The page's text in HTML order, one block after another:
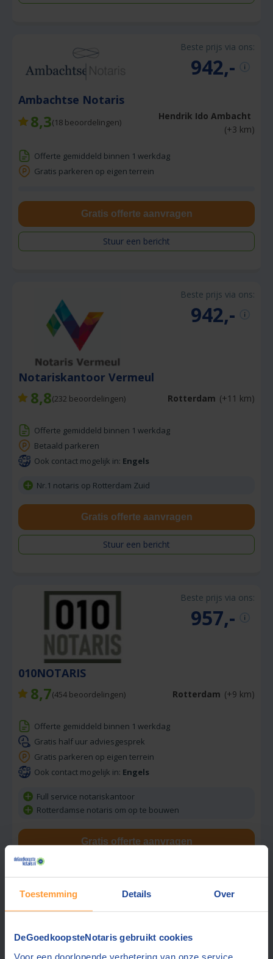
Toestemming Details Over
DeGoedkoopsteNotaris gebruikt cookies
Voor een doorlopende verbetering van onze service
Beste prijs via ons:
942,-
Ambachtse Notaris
8,3(18 beoordelingen)
Hendrik Ido Ambacht
(+3 km)
Offerte gemiddeld binnen 1 werkdag
Gratis parkeren op eigen terrein
Gratis offerte aanvragen
Stuur een bericht
Beste prijs via ons:
942,-
Notariskantoor Vermeul
8,8(232 beoordelingen) Rotterdam (+11 km)
Offerte gemiddeld binnen 1 werkdag
Betaald parkeren
Ook contact mogelijk in: Engels
Nr.1 notaris op Rotterdam Zuid
Gratis offerte aanvragen
Stuur een bericht
Beste prijs via ons:
957,-
010NOTARIS
8,7(454 beoordelingen) Rotterdam (+9 km)
Offerte gemiddeld binnen 1 werkdag
Gratis half uur adviesgesprek
Gratis parkeren op eigen terrein
Ook contact mogelijk in: Engels
Full service notariskantoor
Rotterdamse notaris om op te bouwen
Gratis offerte aanvragen
1160,-